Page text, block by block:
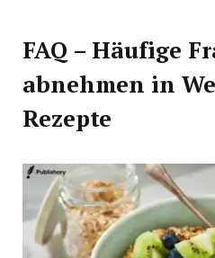
FAQ – Häufige
abnehmen in
Rezepte